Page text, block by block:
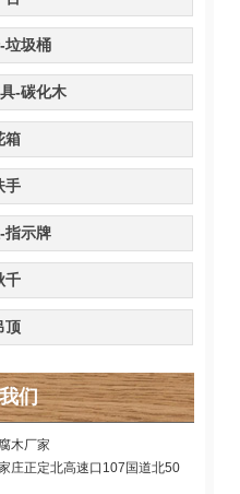
垃圾桶
-碳化木
箱
手
指示牌
千
顶
们
木厂家
庄正定北高速口107国道北50